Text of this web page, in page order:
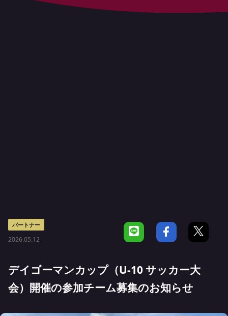
パートナー
2026.05.12
デイゴーマンカップ（U-10 サッカー大
会）開催の参加チーム募集のお知らせ